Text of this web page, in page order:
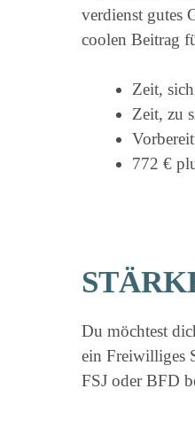
verdienst gutes
coolen Beitrag
Zeit,
Zeit, zu
772 €
Du möchtest
ein Freiwilliges
FSJ oder BFD